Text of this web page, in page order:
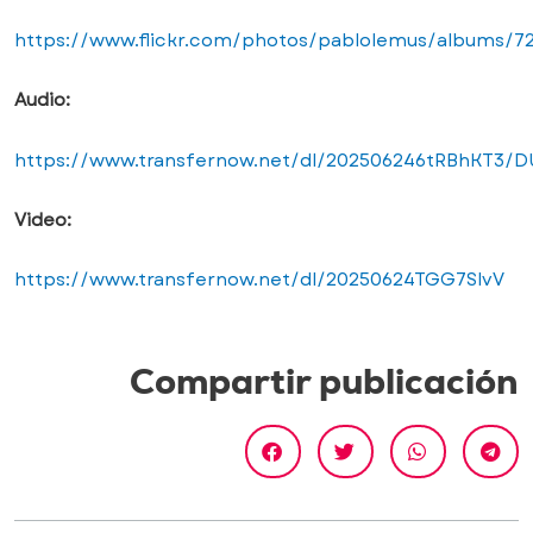
https://www.flickr.com/photos/pablolemus/albums/
Audio:
https://www.transfernow.net/dl/202506246tRBhKT3/
Video:
https://www.transfernow.net/dl/20250624TGG7SlvV
Compartir publicación